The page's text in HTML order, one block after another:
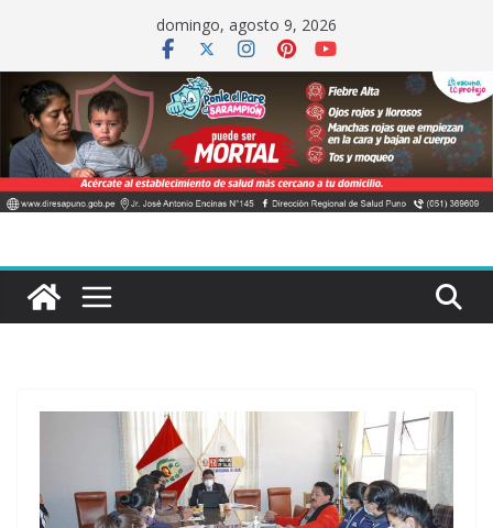
contenido
domingo, agosto 9, 2026